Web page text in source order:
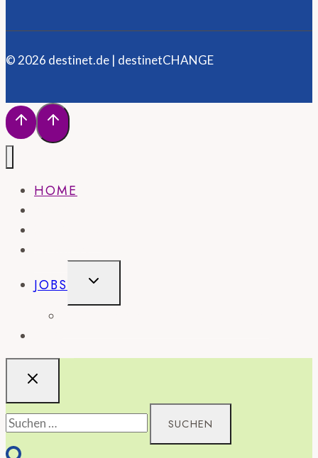
© 2026 destinet.de | destinetCHANGE
HOME
JOBS
UNTERMENÜ
Suchen
nach: